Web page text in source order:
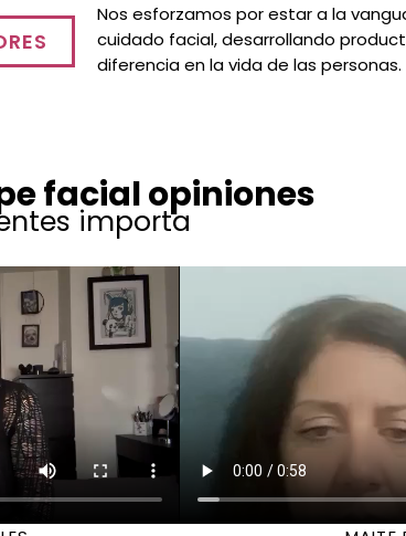
Nos esforzamos por estar a la
cuidado facial, desarrollando
diferencia en la vida de las personas.
facial opiniones
importa